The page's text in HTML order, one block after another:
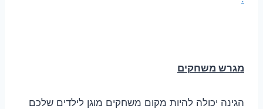
מגרש משחקים
הגינה יכולה להיות מקום משחקים מוגן לילדים שלכם